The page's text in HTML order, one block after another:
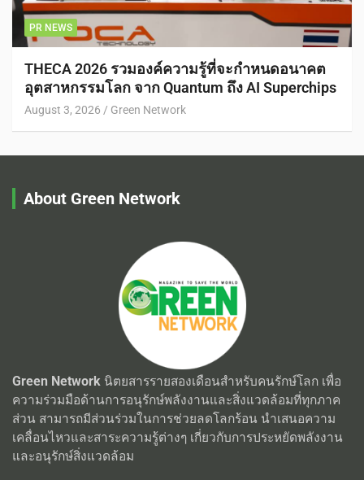
PR NEWS
THECA 2026 รวมองค์ความรู้ที่จะกำหนดอนาคต
อุตสาหกรรมโลก จาก Quantum ถึง AI Superchips
August 3, 2026 Green Network
About Green Network
Green Network นิตยสารรายสองเดือนสำหรับคนรักษ์โลก เพื่อ
ความร่วมมือด้านการอนุรักษ์พลังงานและสิ่งแวดล้อมที่ทุกภาค
ส่วน สามารถมีส่วนร่วมในการช่วยลดโลกร้อน นำเสนอความ
เคลื่อนไหวและสาระความรู้ต่างๆ เกี่ยวกับการประหยัดพลังงาน
และอนุรักษ์สิ่งแวดล้อม